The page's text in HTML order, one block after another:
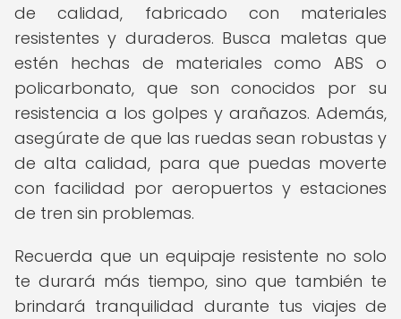
de calidad, fabricado con materiales
resistentes y duraderos. Busca maletas que
estén hechas de materiales como ABS o
policarbonato, que son conocidos por su
resistencia a los golpes y arañazos. Además,
asegúrate de que las ruedas sean robustas y
de alta calidad, para que puedas moverte
con facilidad por aeropuertos y estaciones
de tren sin problemas.
Recuerda que un equipaje resistente no solo
te durará más tiempo, sino que también te
brindará tranquilidad durante tus viajes de